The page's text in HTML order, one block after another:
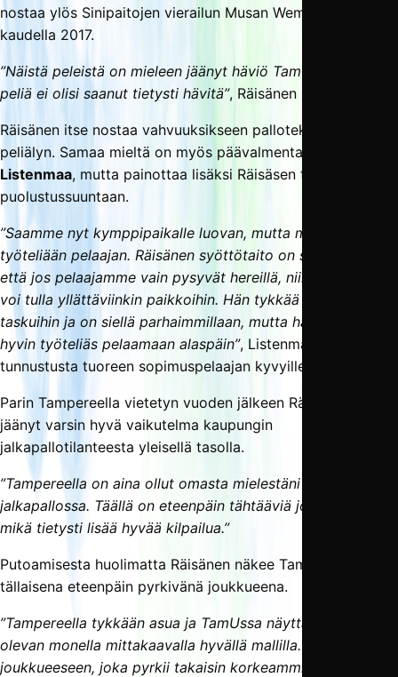
nostaa ylös Sinipaitojen vierailun Musan Wembleyllä
kaudella 2017.
”Näistä peleistä on mieleen jäänyt häviö TamUlle 1–2. Sitä
peliä ei olisi saanut tietysti hävitä”, Räisänen muistelee.
Räisänen itse nostaa vahvuuksikseen pallotekniikan ja
peliälyn. Samaa mieltä on myös päävalmentaja
Listenmaa, mutta painottaa lisäksi Räisäsen työmoraalia
puolustussuuntaan.
”Saamme nyt kymppipaikalle luovan, mutta myös
työteliään pelaajan. Räisänen syöttötaito on sitä luokkaa,
että jos pelaajamme vain pysyvät hereillä, niin sitä palloa
voi tulla yllättäviinkin paikkoihin. Hän tykkää hakeutua
taskuihin ja on siellä parhaimmillaan, mutta hän on myös
hyvin työteliäs pelaamaan alaspäin”, Listenmaa antaa
tunnustusta tuoreen sopimuspelaajan kyvyille.
Parin Tampereella vietetyn vuoden jälkeen Räisäselle on
jäänyt varsin hyvä vaikutelma kaupungin
jalkapallotilanteesta yleisellä tasolla.
”Tampereella on aina ollut omasta mielestäni hyvä meno
jalkapallossa. Täällä on eteenpäin tähtääviä joukkueita,
mikä tietysti lisää hyvää kilpailua.”
Putoamisesta huolimatta Räisänen näkee Tampere Unitedin
tällaisena eteenpäin pyrkivänä joukkueena.
”Tampereella tykkään asua ja TamUssa näyttää asiat
olevan monella mittakaavalla hyvällä mallilla. Koen tulevani
joukkueeseen, joka pyrkii takaisin korkeammille